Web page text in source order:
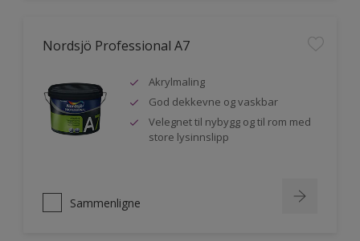
Nordsjö Professional A7
Akrylmaling
God dekkevne og vaskbar
Velegnet til nybygg og til rom med
store lysinnslipp
Sammenligne